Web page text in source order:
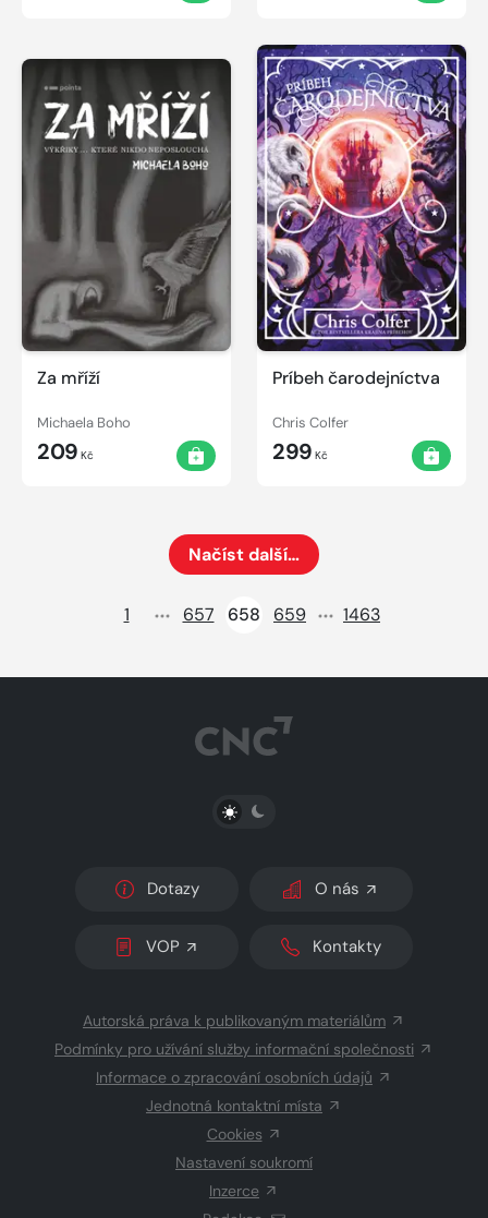
Za mříží
Michaela Boho
209 Kč
Príbeh čarodejníctva
Chris Colfer
299 Kč
Načíst další…
1
657 658 659 1463
PŘEPNOUT SVĚTLÝ/TMAVÝ REŽIM
Dotazy O nás
VOP Kontakty
Autorská práva k publikovaným materiálům
Podmínky pro užívání služby informační společnosti
Informace o zpracování osobních údajů
Jednotná kontaktní místa
Cookies
Nastavení soukromí
Inzerce